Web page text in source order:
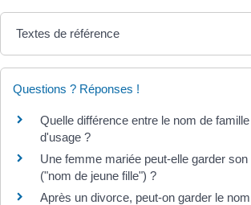
Textes de référence
Questions ? Réponses !
Quelle différence entre le nom de
d'usage ?
Une femme mariée peut-elle garder
("nom de jeune fille") ?
Après un divorce, peut-on garder le